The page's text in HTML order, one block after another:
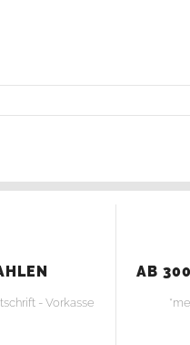
- Vorkasse
AB